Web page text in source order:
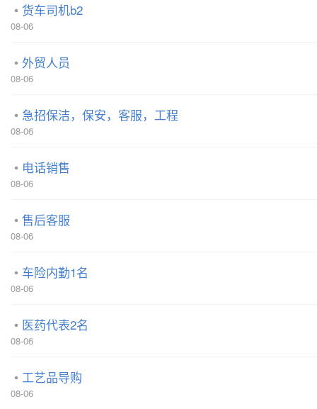
货车司机b2
08-06
外贸人员
08-06
急招保洁，保安，客服，工程
08-06
电话销售
08-06
售后客服
08-06
车险内勤1名
08-06
医药代表2名
08-06
工艺品导购
08-06